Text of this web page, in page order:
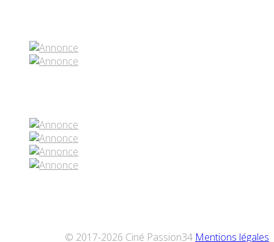
© 2017-2026 Ciné Passion34 Mentions légales